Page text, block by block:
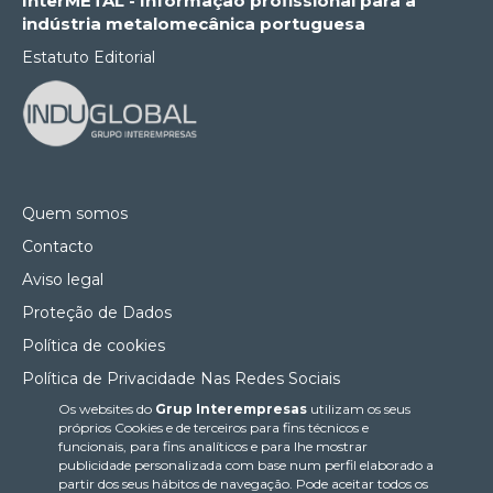
Os websites do Grup Interempresasutilizam os seus
próprios Cookies e de terceiros para fins técnicos e
funcionais, para fins analíticos e para lhe mostrar
publicidade personalizada com base num perfil elaborado a
partir dos seus hábitos de navegação. Pode aceitar todos os
indústria metalomecânica portuguesa
Estatuto Editorial
Quem somos
Contacto
Aviso legal
Proteção de Dados
Política de cookies
Política de Privacidade Nas Redes Sociais
Canal de denúncias
Colaborações editoriais